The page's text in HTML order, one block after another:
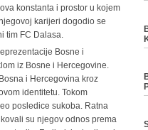
konstanta i prostor u kojem
karijeri dogodio se
tim FC Dalasa.
Bosne i
iz Bosne i Hercegovine.
i Hercegovina kroz
identitetu. Tokom
posledice sukoba. Ratna
su njegov odnos prema